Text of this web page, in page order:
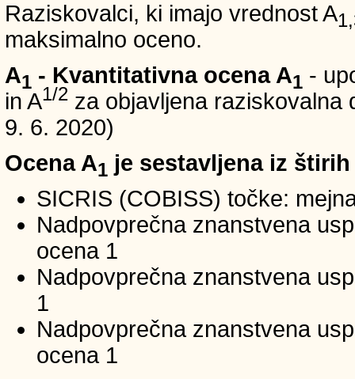
Raziskovalci, ki imajo vrednost A
maksimalno oceno.
A1 - Kvantitativna ocena A1 -
in A1/2 za objavljena raziskovalna
9. 6. 2020)
Ocena A1 je sestavljena iz
SICRIS (COBISS) točke:
Nadpovprečna znanstvena
ocena 1
Nadpovprečna znanstvena
1
Nadpovprečna znanstvena
ocena 1